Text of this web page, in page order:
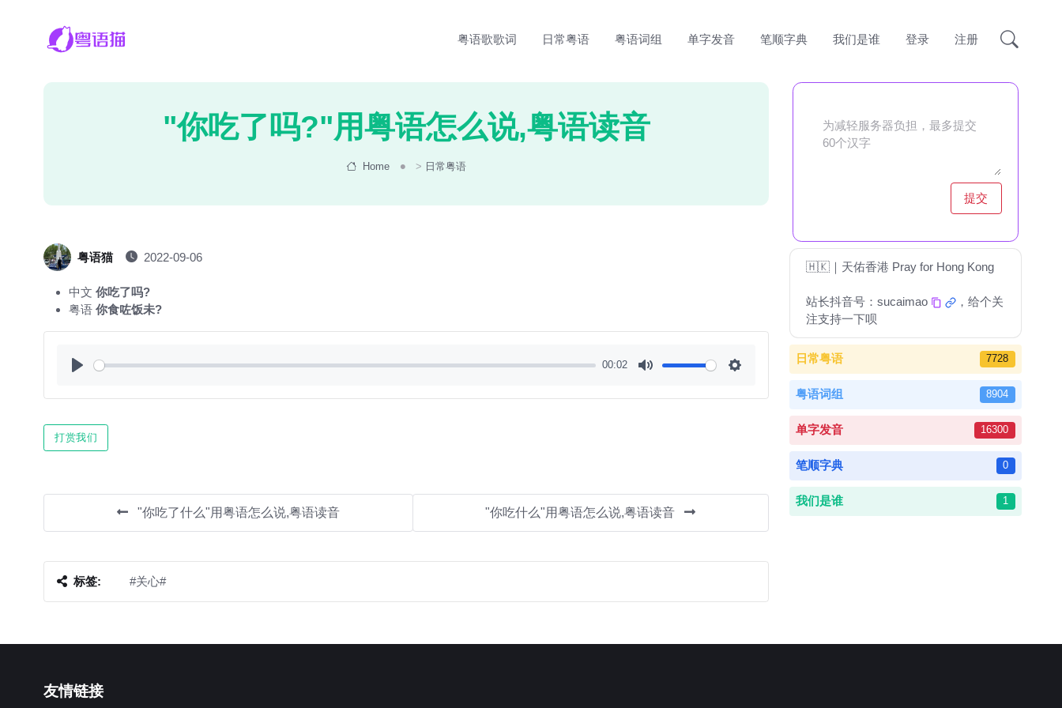
粤语歌歌词 日常粤语 粤语词组 单字发音 笔顺字典 我们是谁 登录 注册
"你吃了吗?"用粤语怎么说,粤语读音
Home > 日常粤语
粤语猫 2022-09-06
中文 你吃了吗?
粤语 你食咗饭未?
00:02
打赏我们
"你吃了什么"用粤语怎么说,粤语读音 "你吃什么"用粤语怎么说,粤语读音
标签: #关心#
提交
🇭🇰｜天佑香港 Pray for Hong Kong
站长抖音号： sucaimao
，给个关
注支持一下呗
日常粤语 7728
粤语词组 8904
单字发音 16300
笔顺字典 0
我们是谁 1
友情链接